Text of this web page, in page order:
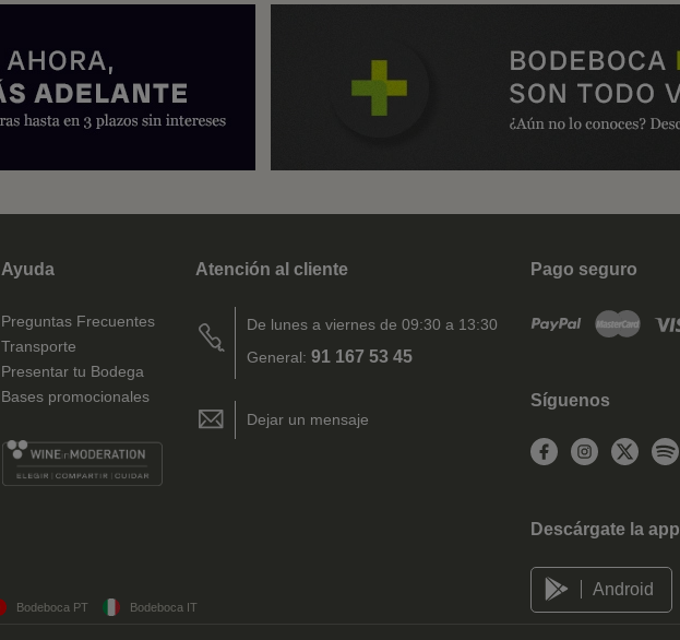
Ayuda
Preguntas Frecuentes
Transporte
Presentar tu Bodega
Bases promocionales
Atención al cliente
De lunes a viernes de 09:30 a 13:30
General: 91 167 53 45
Dejar un mensaje
Pago seguro
Síguenos
Descárgate la app
Android
Bodeboca PT Bodeboca IT